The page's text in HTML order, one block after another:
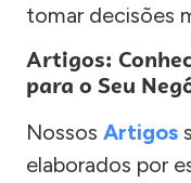
tomar decisões
Artigos:
para o Seu
Nossos Artigos
elaborados por